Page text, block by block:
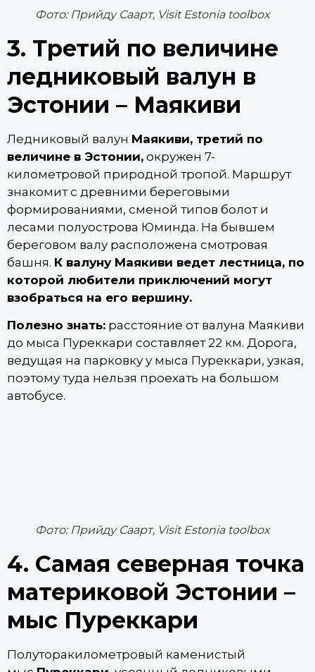
Фото: Прийду Саарт, Visit Estonia toolbox
3. Третий по величине
ледниковый валун в
Эстонии – Маякиви
Ледниковый валун Маякиви, третий по
величине в Эстонии, окружен 7-
километровой природной тропой. Маршрут
знакомит с древними береговыми
формированиями, сменой типов болот и
лесами полуострова Юминда. На бывшем
береговом валу расположена смотровая
башня. К валуну Маякиви ведет лестница, по
которой любители приключений могут
взобраться на его вершину.
Полезно знать: расстояние от валуна Маякиви
до мыса Пуреккари составляет 22 км. Дорога,
ведущая на парковку у мыса Пуреккари, узкая,
поэтому туда нельзя проехать на большом
автобусе.
Фото: Прийду Саарт, Visit Estonia toolbox
4. Самая северная точка
материковой Эстонии –
мыс Пуреккари
Полуторакилометровый каменистый